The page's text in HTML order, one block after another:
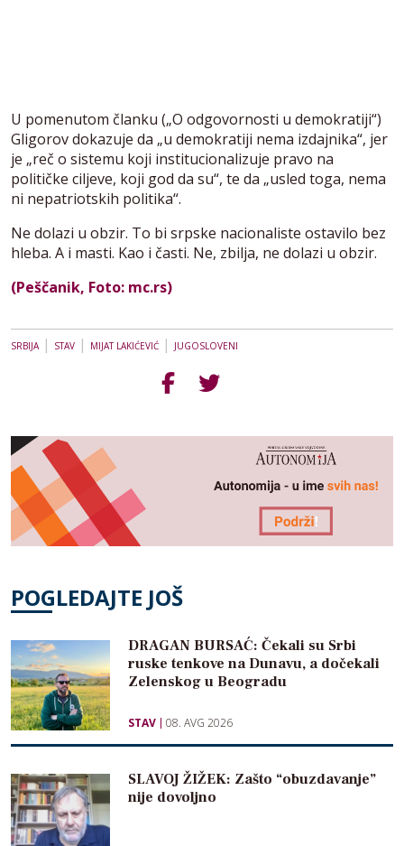
U pomenutom članku („O odgovornosti u demokratiji“)
Gligorov dokazuje da „u demokratiji nema izdajnika“, jer
je „reč o sistemu koji institucionalizuje pravo na
političke ciljeve, koji god da su“, te da „usled toga, nema
ni nepatriotskih politika“.
Ne dolazi u obzir. To bi srpske nacionaliste ostavilo bez
hleba. A i masti. Kao i časti. Ne, zbilja, ne dolazi u obzir.
(Peščanik, Foto: mc.rs)
SRBIJA| STAV | MIJAT LAKIĆEVIĆ | JUGOSLOVENI
POGLEDAJTE JOŠ
DRAGAN BURSAĆ: Čekali su Srbi
ruske tenkove na Dunavu, a dočekali
Zelenskog u Beogradu
STAV 08. AVG 2026
SLAVOJ ŽIŽEK: Zašto “obuzdavanje”
nije dovoljno